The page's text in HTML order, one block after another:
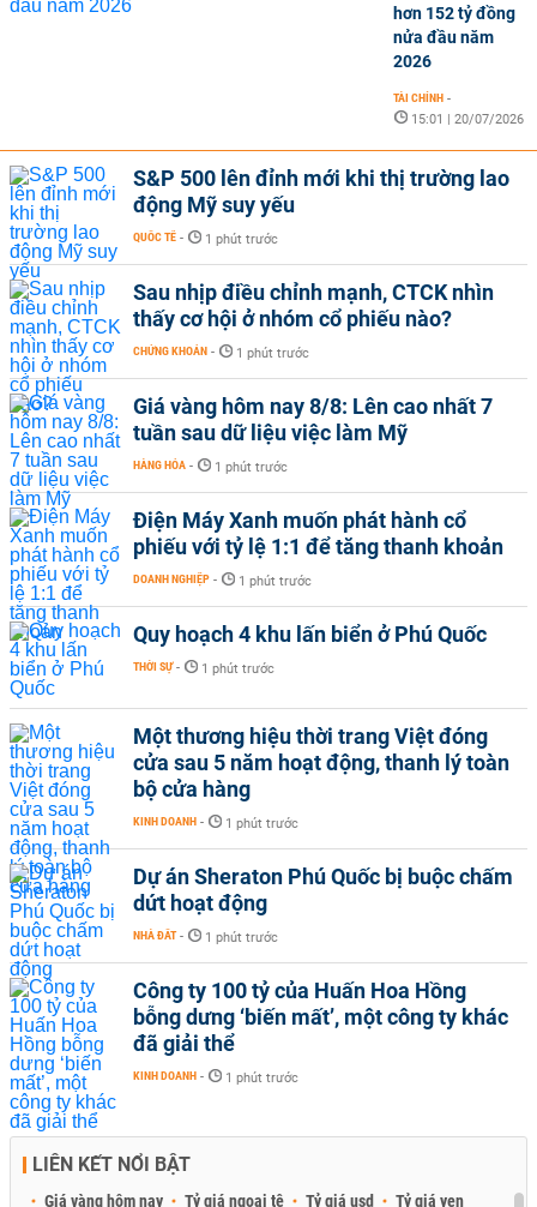
hơn 152 tỷ đồng
nửa đầu năm
2026
TÀI CHÍNH -
15:01 | 20/07/2026
S&P 500 lên đỉnh mới khi thị trường lao
động Mỹ suy yếu
QUỐC TẾ - 1 phút trước
Sau nhịp điều chỉnh mạnh, CTCK nhìn
thấy cơ hội ở nhóm cổ phiếu nào?
CHỨNG KHOÁN - 1 phút trước
Giá vàng hôm nay 8/8: Lên cao nhất 7
tuần sau dữ liệu việc làm Mỹ
HÀNG HÓA - 1 phút trước
Điện Máy Xanh muốn phát hành cổ
phiếu với tỷ lệ 1:1 để tăng thanh khoản
DOANH NGHIỆP - 1 phút trước
Quy hoạch 4 khu lấn biển ở Phú Quốc
THỜI SỰ - 1 phút trước
Một thương hiệu thời trang Việt đóng
cửa sau 5 năm hoạt động, thanh lý toàn
bộ cửa hàng
KINH DOANH - 1 phút trước
Dự án Sheraton Phú Quốc bị buộc chấm
dứt hoạt động
NHÀ ĐẤT - 1 phút trước
Công ty 100 tỷ của Huấn Hoa Hồng
bỗng dưng ‘biến mất’, một công ty khác
đã giải thể
KINH DOANH - 1 phút trước
LIÊN KẾT NỔI BẬT
Giá vàng hôm nay Tỷ giá ngoại tệ Tỷ giá usd Tỷ giá yen